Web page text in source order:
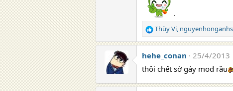
.
R
e
c
t
o
Thùy Vi,
hehe_conan
25/4/2013
thôi chết sờ gáy mod rầu